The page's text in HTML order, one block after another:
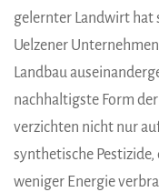
gelernter Landwirt hat
Uelzener
Landbau
nachhaltigste Form
verzichten nicht nur
synthetische
weniger Energie